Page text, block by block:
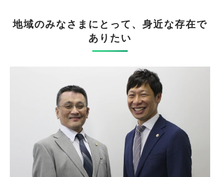
地域のみなさまにとって、身近な存在で
ありたい